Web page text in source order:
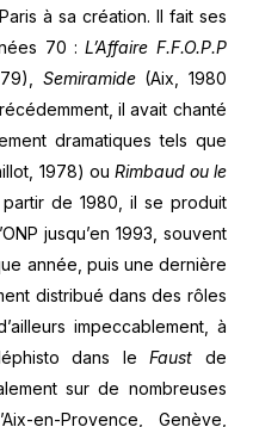
à sa création. Il fait ses
70 :L’Affaire F.F.O.P.P
Semiramide(Aix, 1980
il avait chanté
dramatiques tels que
1978) ou Rimbaud ou le
de 1980, il se produit
jusqu’en 1993, souvent
année, puis une dernière
distribué dans des rôles
impeccablement, à
dans leFaust de
sur de nombreuses
en-Provence, Genève,